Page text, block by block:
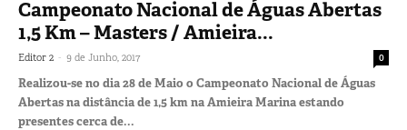
Campeonato Nacional de Águas Abertas
1,5 Km – Masters / Amieira...
Editor 2 - 9 de Junho, 2017 0
Realizou-se no dia 28 de Maio o Campeonato Nacional de Águas
Abertas na distância de 1,5 km na Amieira Marina estando
presentes cerca de...